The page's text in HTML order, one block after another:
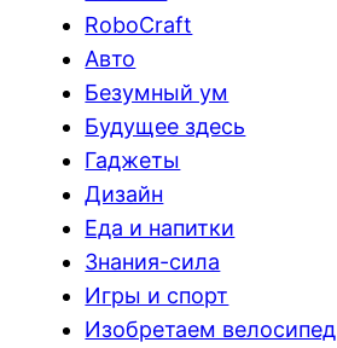
RoboCraft
Авто
Безумный ум
Будущее здесь
Гаджеты
Дизайн
Еда и напитки
Знания-сила
Игры и спорт
Изобретаем велосипед